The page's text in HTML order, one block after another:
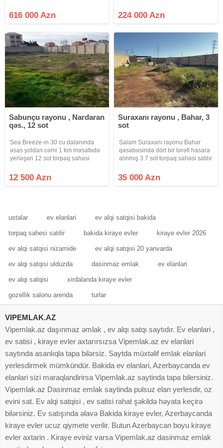
sahəsi satılır Sənəd KUPÇA Kod:
Sea 1004 Qeyd: Müştəri tərəfdən
616 000 Azn
Məhəmmədinin ən hündür
Hissələrindən birində yerləşir
224 000 Azn
Sabunçu rayonu , Nardaran
qəs., 12 sot
Sea Breeze-in 30 cu dalanında
əsas yoldan cəmi 1 km məsafədə
yerləşən 12 sot torpaq sahəsi
yerləşir.Rahat giriş cıxış.Yaşayış
və villa tikintisi üçün əlverişlidir.
12 500 Azn
Suraxanı rayonu , Bahar, 3
sot
Salam Suraxanı rayonu Bahar
qəsəbəsində dört bir tərəfi hasara
alınmış 3.7 sot torpaq sahəsi satılır
uzunu 22 metirdir 191 nömrəli
maşurut xəttinə piyada 150 metir
35 000 Azn
ustalar ev elanlari ev alqi satqisi bakida
torpaq sahesi satilir bakida kiraye evler kiraye evler 2026
ev alqi satqisi nizamide ev alqi satqisi 20 yanvarda
ev alqi satqisi ulduzda dasinmaz emlak ev elanlari
ev alqi satqisi xirdalanda kiraye evler
gozellik salonu arenda turlar
VIPEMLAK.AZ
Vipemlak.az daşınmaz əmlak , ev alqı satqı saytıdır. Ev elanlari ,
ev satisi , kiraye evler axtarırsızsa Vipemlak.az ev elanlari
saytında asanlıqla tapa bilərsiz. Saytda müxtəlif emlak elanlari
yerlesdirmek mümkündür. Bakida ev elanlari, Azerbaycanda ev
elanlari sizi maraqlandirirsa Vipemlak.az saytinda tapa bilersiniz.
Vipemlak.az Dasinmaz emlak saytinda pulsuz elan yerlesdir, oz
evini sat. Ev alqi satqisi , ev satisi rahat şəkildə həyata keçirə
bilərsiniz. Ev satışında əlavə Bakida kiraye evler, Azerbaycanda
kiraye evler ucuz qiymete verilir. Butun Azerbaycan boyu kiraye
evler axtarin . Kiraye eviniz varsa Vipemlak.az dasinmaz emlak